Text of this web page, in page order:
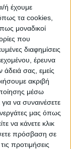
ή έχουμε
τα cookies,
μοναδικοί
που
διαφημίσεις
έρευνα
άδειά σας, εμείς
ακριβή
μέσω
να συναινέσετε
μας όπως
να κάνετε κλικ
πρόσβαση σε
προτιμήσεις